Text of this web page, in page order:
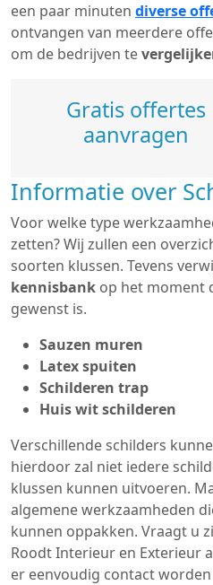
een paar minuten diverse
ontvangen van meerdere
om de bedrijven te
Gratis offertes
aanvragen
Informatie over
Voor welke type
zetten? Wij zullen een
soorten klussen. Tevens
kennisbank op het moment
gewenst is.
Sauzen muren
Latex spuiten
Schilderen trap
Huis wit schilderen
Verschillende schilders
hierdoor zal niet iedere
klussen kunnen uitvoeren.
algemene werkzaamheden
kunnen oppakken. Vraagt u
Roodt Interieur en Exterieur
er eenvoudig contact